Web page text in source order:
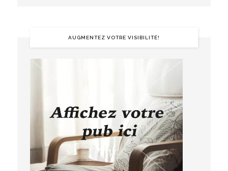
AUGMENTEZ VOTRE VISIBILITÉ!